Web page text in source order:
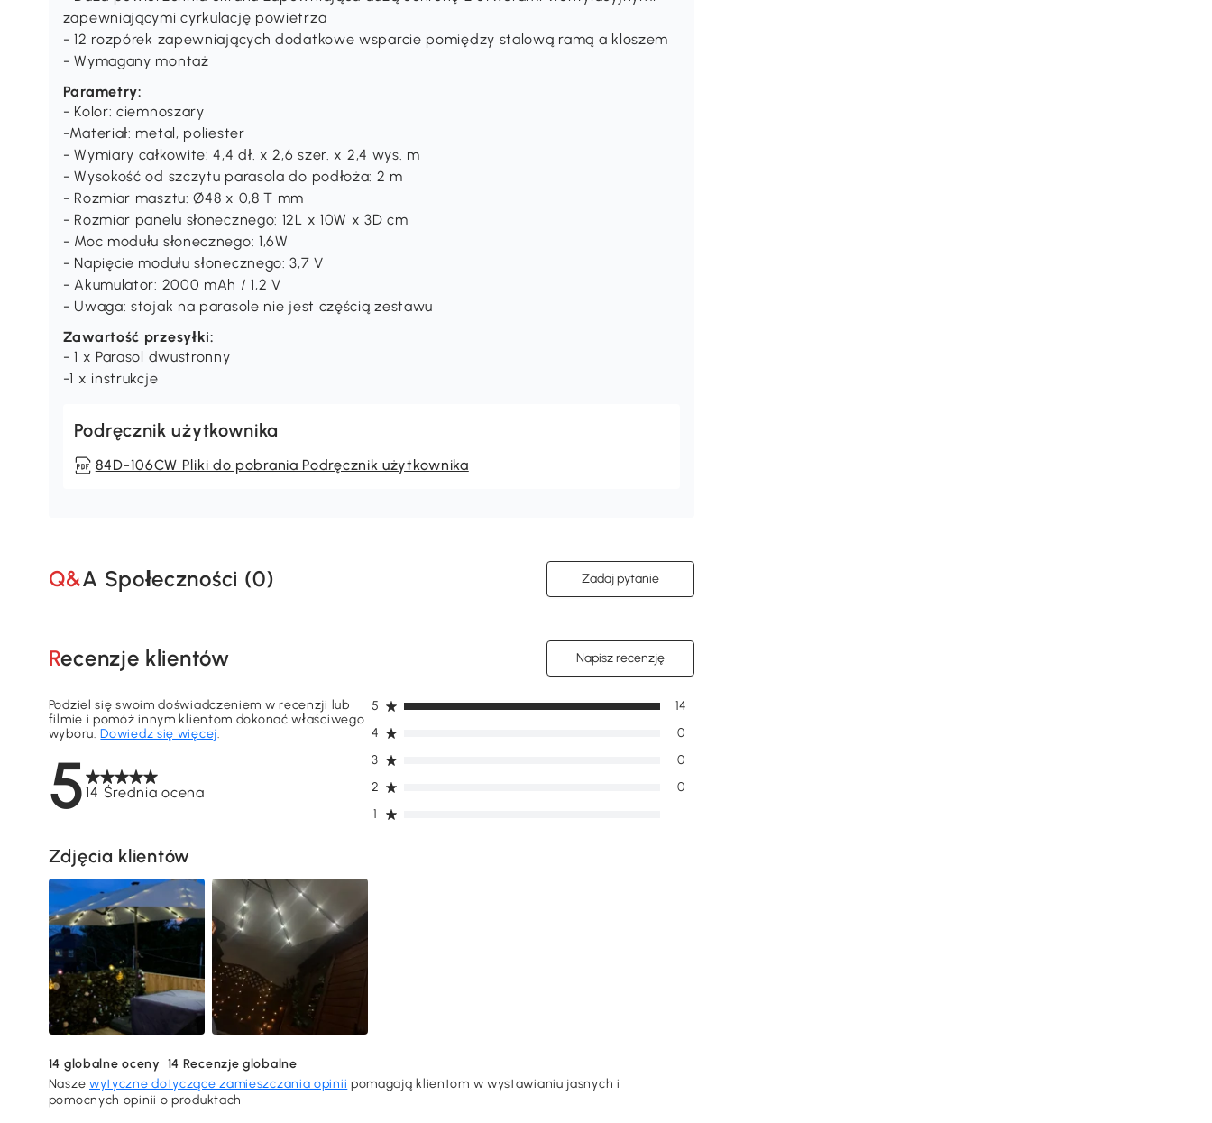
zapewniającymi cyrkulację powietrza
- 12 rozpórek zapewniających dodatkowe wsparcie pomiędzy stalową ramą a kloszem
- Wymagany montaż
Parametry:
- Kolor: ciemnoszary
-Materiał: metal, poliester
- Wymiary całkowite: 4,4 dł. x 2,6 szer. x 2,4 wys. m
- Wysokość od szczytu parasola do podłoża: 2 m
- Rozmiar masztu: Ø48 x 0,8 T mm
- Rozmiar panelu słonecznego: 12L x 10W x 3D cm
- Moc modułu słonecznego: 1,6W
- Napięcie modułu słonecznego: 3,7 V
- Akumulator: 2000 mAh / 1,2 V
- Uwaga: stojak na parasole nie jest częścią zestawu
Zawartość przesyłki:
- 1 x Parasol dwustronny
-1 x instrukcje
Podręcznik użytkownika
84D-106CW Pliki do pobrania Podręcznik użytkownika
Q&A Społeczności (0) Zadaj pytanie
Recenzje klientów Napisz recenzję
514 Średnia ocena
Podziel się swoim doświadczeniem w recenzji lub
filmie i pomóż innym klientom dokonać właściwego
wyboru.Dowiedz się więcej.
1
2 0
3 0
4 0
5 14
Zdjęcia klientów
14 globalne oceny 14 Recenzje globalne
Nasze wytyczne dotyczące zamieszczania opinii pomagają klientom w wystawianiu jasnych i
pomocnych opinii o produktach